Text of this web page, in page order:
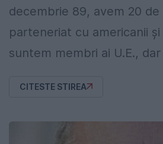
decembrie 89, avem 20 de
parteneriat cu americanii și
suntem membri ai U.E.,
CITESTE STIREA